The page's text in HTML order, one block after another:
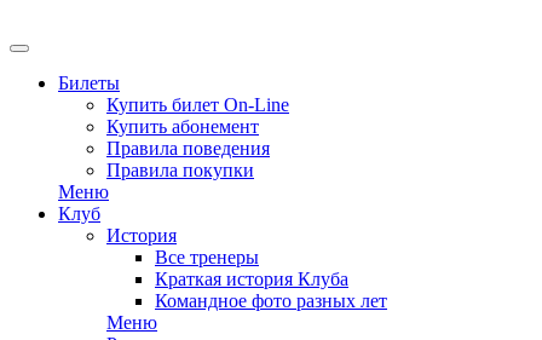
Билеты
Купить билет On-Line
Купить абонемент
Правила поведения
Правила покупки
Меню
Клуб
История
Все тренеры
Краткая история Клуба
Командное фото разных лет
Меню